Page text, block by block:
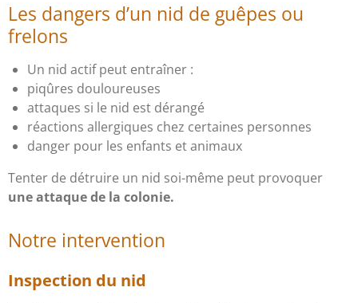
Les dangers d’un nid de guêpes ou
frelons
Un nid actif peut entraîner :
piqûres douloureuses
attaques si le nid est dérangé
réactions allergiques chez certaines personnes
danger pour les enfants et animaux
Tenter de détruire un nid soi-même peut provoquer
une attaque de la colonie.
Notre intervention
Inspection du nid